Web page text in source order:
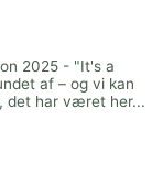
2025 - "It's a
af – og vi kan
det har været her...